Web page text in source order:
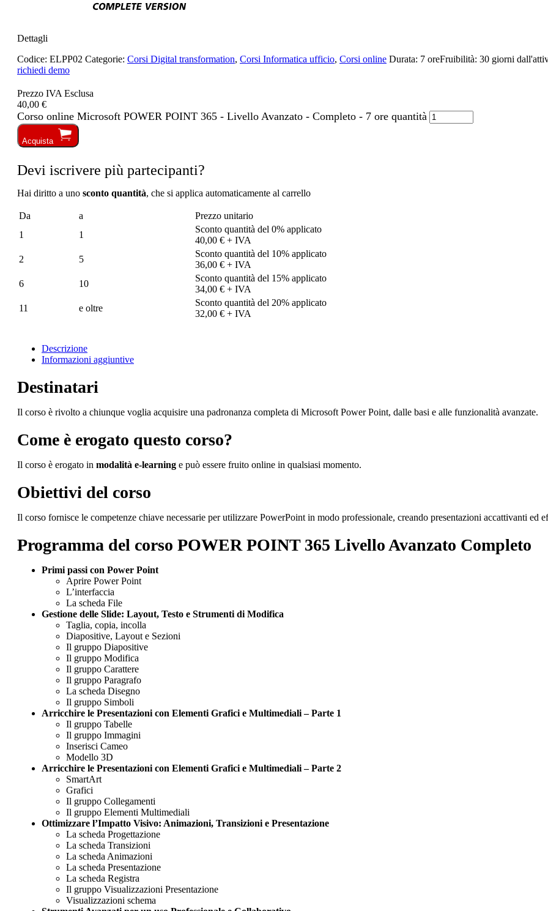
Dettagli
Codice: ELPP02 Categorie: Corsi Digital transformation, Corsi Informatica ufficio, Corsi online Durata: 7 oreFruibilità: 30 giorni
richiedi demo
Prezzo IVA Esclusa
40,00 €
Corso online Microsoft POWER POINT 365 - Livello Avanzato - Completo - 7 ore quantità
Acquista
Devi iscrivere più partecipanti?
Hai diritto a uno sconto quantità, che si applica automaticamente al carrello
Da a
Prezzo unitario
1
1
Sconto quantità del 0% applicato
40,00 € + IVA
2
5
Sconto quantità del 10% applicato
36,00 € + IVA
6
10
Sconto quantità del 15% applicato
34,00 € + IVA
11
e oltre
Sconto quantità del 20% applicato
32,00 € + IVA
Descrizione
Informazioni aggiuntive
Destinatari
Il corso è rivolto a chiunque voglia acquisire una padronanza completa di Microsoft Power Point, dalle basi e alle funzionalità avanzate.
Come è erogato questo corso?
Il corso è erogato in modalità e-learning e può essere fruito online in qualsiasi momento.
Obiettivi del corso
Il corso fornisce le competenze chiave necessarie per utilizzare PowerPoint in modo professionale, creando presentazioni accattivanti ed
Programma del corso POWER POINT 365 Livello Avanzato Completo
Primi passi con Power Point
Aprire Power Point
L’interfaccia
La scheda File
Gestione delle Slide: Layout, Testo e Strumenti di Modifica
Taglia, copia, incolla
Diapositive, Layout e Sezioni
Il gruppo Diapositive
Il gruppo Modifica
Il gruppo Carattere
Il gruppo Paragrafo
La scheda Disegno
Il gruppo Simboli
Arricchire le Presentazioni con Elementi Grafici e Multimediali – Parte 1
Il gruppo Tabelle
Il gruppo Immagini
Inserisci Cameo
Modello 3D
Arricchire le Presentazioni con Elementi Grafici e Multimediali – Parte 2
SmartArt
Grafici
Il gruppo Collegamenti
Il gruppo Elementi Multimediali
Ottimizzare l’Impatto Visivo: Animazioni, Transizioni e Presentazione
La scheda Progettazione
La scheda Transizioni
La scheda Animazioni
La scheda Presentazione
La scheda Registra
Il gruppo Visualizzazioni Presentazione
Visualizzazioni schema